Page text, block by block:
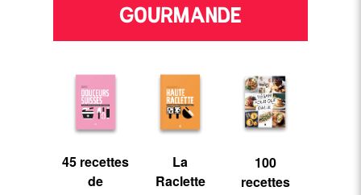
GOURMANDE
45 recettes
de
La
Raclette
100
recettes